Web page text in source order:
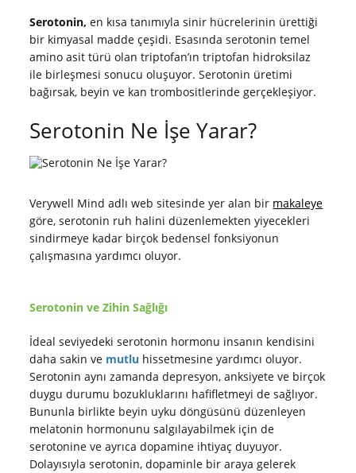
Serotonin, en kısa tanımıyla sinir hücrelerinin ürettiği
bir kimyasal madde çeşidi. Esasında serotonin temel
amino asit türü olan triptofan’ın triptofan hidroksilaz
ile birleşmesi sonucu oluşuyor. Serotonin üretimi
bağırsak, beyin ve kan trombositlerinde gerçekleşiyor.
Serotonin Ne İşe Yarar?
Verywell Mind adlı web sitesinde yer alan bir makaleye
göre, serotonin ruh halini düzenlemekten yiyecekleri
sindirmeye kadar birçok bedensel fonksiyonun
çalışmasına yardımcı oluyor.
Serotonin ve Zihin Sağlığı
İdeal seviyedeki serotonin hormonu insanın kendisini
daha sakin ve mutlu hissetmesine yardımcı oluyor.
Serotonin aynı zamanda depresyon, anksiyete ve birçok
duygu durumu bozukluklarını hafifletmeyi de sağlıyor.
Bununla birlikte beyin uyku döngüsünü düzenleyen
melatonin hormonunu salgılayabilmek için de
serotonine ve ayrıca dopamine ihtiyaç duyuyor.
Dolayısıyla serotonin, dopaminle bir araya gelerek